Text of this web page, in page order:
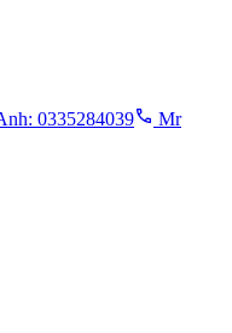
0335284039
Mr